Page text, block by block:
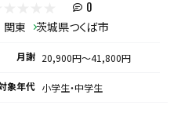
0
関東 茨城県つくば市
月謝 20,900円〜41,800円
象年代 小学生・中学生